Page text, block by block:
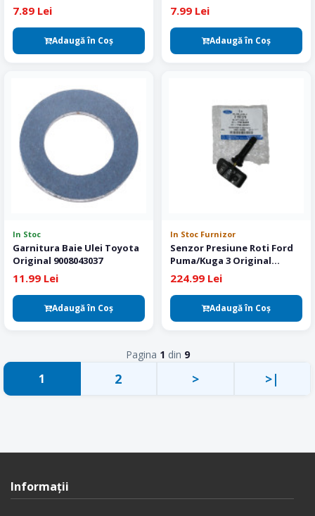
7.89 Lei
Adaugă în Coş
7.99 Lei
Adaugă în Coş
In Stoc
Garnitura Baie Ulei Toyota
Original 9008043037
11.99 Lei
Adaugă în Coş
In Stoc Furnizor
Senzor Presiune Roti Ford
Puma/Kuga 3 Original
2197279
224.99 Lei
Adaugă în Coş
Pagina 1 din 9
1 2 > >|
Informaţii